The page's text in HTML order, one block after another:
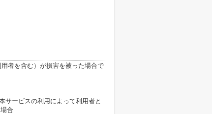
者を含む）が損害を被った場合で
サービスの利用によって利用者と
合